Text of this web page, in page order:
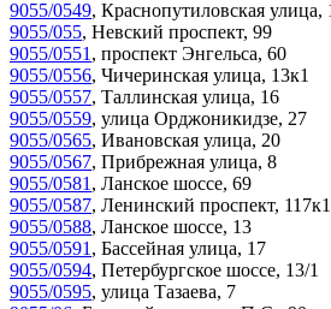
9055/0549, Краснопутиловская улица,
9055/055, Невский проспект, 99
9055/0551 , проспект Энгельса, 60
9055/0556, Чичеринская улица, 13к1
9055/0557, Таллинская улица, 16
9055/0559, улица Орджоникидзе, 27
9055/0565, Ивановская улица, 20
9055/0567, Прибрежная улица, 8
9055/0581 , Ланское шоссе, 69
9055/0587, Ленинский проспект, 117к1
9055/0588, Ланское шоссе, 13
9055/0591 , Бассейная улица, 17
9055/0594, Петербургское шоссе, 13/1
9055/0595, улица Тазаева, 7